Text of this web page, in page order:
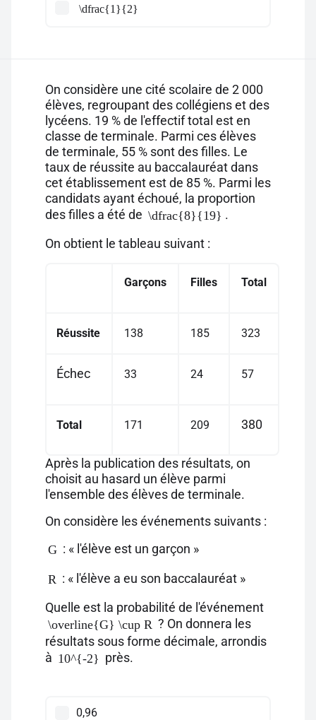
\dfrac{1}{2}
On considère une cité scolaire de 2 000
élèves, regroupant des collégiens et des
lycéens. 19 % de l'effectif total est en
classe de terminale. Parmi ces élèves
de terminale, 55 % sont des filles. Le
taux de réussite au baccalauréat dans
cet établissement est de 85 %. Parmi les
candidats ayant échoué, la proportion
des filles a été de \dfrac{8}{19} .
On obtient le tableau suivant :
Garçons Filles Total
Réussite 138 185 323
Échec 33 24 57
Total 171 209 380
Après la publication des résultats, on
choisit au hasard un élève parmi
l'ensemble des élèves de terminale.
On considère les événements suivants :
G : « l'élève est un garçon »
R : « l'élève a eu son baccalauréat »
Quelle est la probabilité de l'événement
\overline{G} \cup R ? On donnera les
résultats sous forme décimale, arrondis
à 10^{-2} près.
0,96